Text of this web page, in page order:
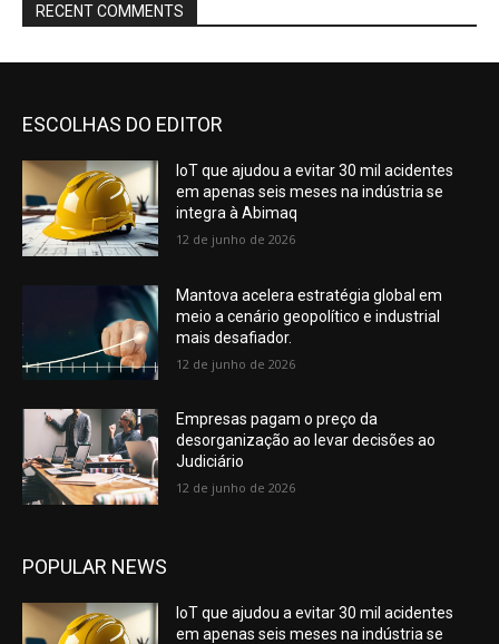
RECENT COMMENTS
ESCOLHAS DO EDITOR
IoT que ajudou a evitar 30 mil acidentes
em apenas seis meses na indústria se
integra à Abimaq
12 de junho de 2026
Mantova acelera estratégia global em
meio a cenário geopolítico e industrial
mais desafiador.
12 de junho de 2026
Empresas pagam o preço da
desorganização ao levar decisões ao
Judiciário
12 de junho de 2026
POPULAR NEWS
IoT que ajudou a evitar 30 mil acidentes
em apenas seis meses na indústria se